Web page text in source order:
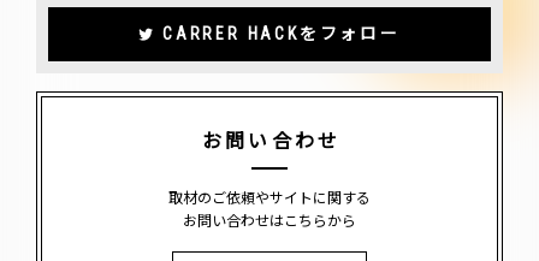
CARRER HACKをフォロー
お問い合わせ
取材のご依頼やサイトに関する
お問い合わせはこちらから